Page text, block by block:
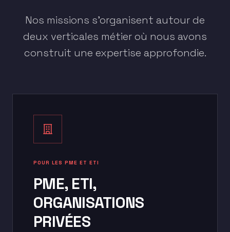
Nos missions s'organisent autour de
deux verticales métier où nous avons
construit une expertise approfondie.
POUR LES PME ET ETI
PME, ETI,
ORGANISATIONS
PRIVÉES